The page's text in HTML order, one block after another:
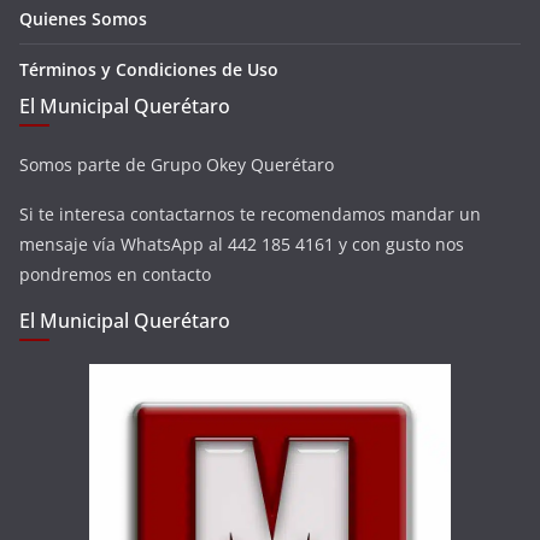
Quienes Somos
Términos y Condiciones de Uso
El Municipal Querétaro
Somos parte de Grupo Okey Querétaro
Si te interesa contactarnos te recomendamos mandar un
mensaje vía WhatsApp al 442 185 4161 y con gusto nos
pondremos en contacto
El Municipal Querétaro